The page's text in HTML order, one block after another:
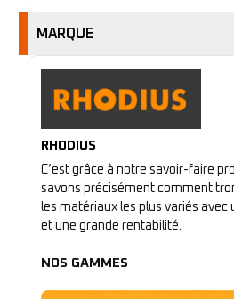
MARQUE
RHODIUS
C’est grâce à notre savoir-faire
savons précisément comment
les matériaux les plus variés avec
et une grande rentabilité.
NOS GAMMES